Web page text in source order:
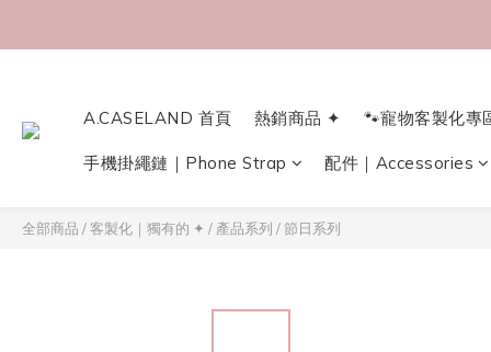
A.CASELAND 首頁 熱銷商品 ✦ 🐾寵物客製化專
手機掛繩鏈｜Phone Strap 配件｜Accessories
全部商品 /客製化｜獨有的 ✦ / 產品系列 /節日系列